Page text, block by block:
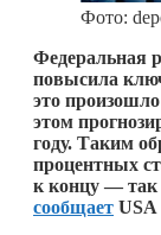
Фото:
Федеральная
повысила
это
этом
году. Таким
процентных
к концу — так
сообщает USA